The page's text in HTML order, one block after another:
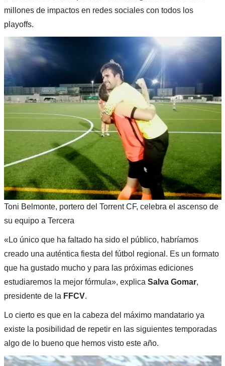
millones de impactos en redes sociales con todos los
playoffs.
Toni Belmonte, portero del Torrent CF, celebra el ascenso de
su equipo a Tercera
«Lo único que ha faltado ha sido el público, habríamos
creado una auténtica fiesta del fútbol regional. Es un formato
que ha gustado mucho y para las próximas ediciones
estudiaremos la mejor fórmula», explica Salva Gomar,
presidente de la FFCV.
Lo cierto es que en la cabeza del máximo mandatario ya
existe la posibilidad de repetir en las siguientes temporadas
algo de lo bueno que hemos visto este año.